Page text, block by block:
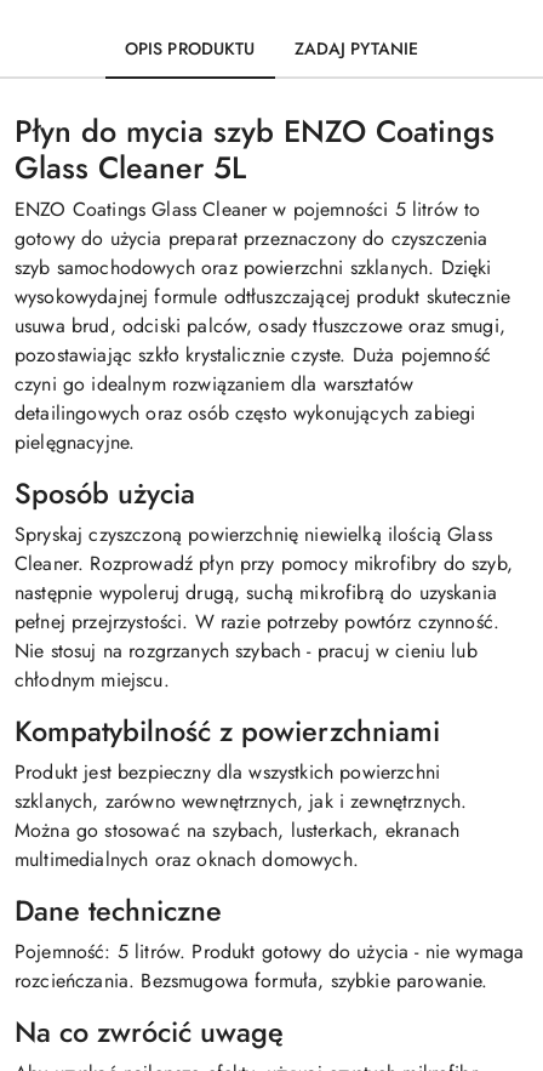
OPIS PRODUKTU ZADAJ PYTANIE
Płyn do mycia szyb ENZO Coatings
Glass Cleaner 5L
ENZO Coatings Glass Cleaner w pojemności 5 litrów to
gotowy do użycia preparat przeznaczony do czyszczenia
szyb samochodowych oraz powierzchni szklanych. Dzięki
wysokowydajnej formule odtłuszczającej produkt skutecznie
usuwa brud, odciski palców, osady tłuszczowe oraz smugi,
pozostawiając szkło krystalicznie czyste. Duża pojemność
czyni go idealnym rozwiązaniem dla warsztatów
detailingowych oraz osób często wykonujących zabiegi
pielęgnacyjne.
Sposób użycia
Spryskaj czyszczoną powierzchnię niewielką ilością Glass
Cleaner. Rozprowadź płyn przy pomocy mikrofibry do szyb,
następnie wypoleruj drugą, suchą mikrofibrą do uzyskania
pełnej przejrzystości. W razie potrzeby powtórz czynność.
Nie stosuj na rozgrzanych szybach - pracuj w cieniu lub
chłodnym miejscu.
Kompatybilność z powierzchniami
Produkt jest bezpieczny dla wszystkich powierzchni
szklanych, zarówno wewnętrznych, jak i zewnętrznych.
Można go stosować na szybach, lusterkach, ekranach
multimedialnych oraz oknach domowych.
Dane techniczne
Pojemność: 5 litrów. Produkt gotowy do użycia - nie wymaga
rozcieńczania. Bezsmugowa formuła, szybkie parowanie.
Na co zwrócić uwagę